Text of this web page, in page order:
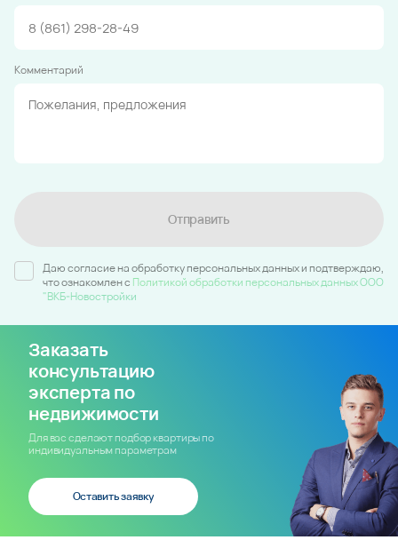
Комментарий
Отправить
Даю согласие на обработку персональных данных и подтверждаю,
что ознакомлен c Политикой обработки персональных данных ООО
"ВКБ-Новостройки
Заказать
консультацию
эксперта по
недвижимости
Для вас сделают подбор квартиры по
индивидуальным параметрам
Оставить заявку